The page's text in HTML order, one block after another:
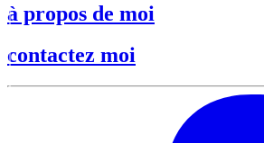
à propos de moi
contactez moi